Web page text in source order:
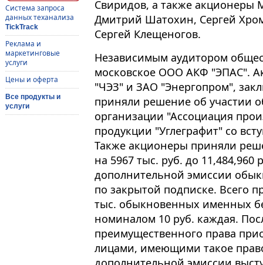
Система запроса
данных теханализа
TickTrack
Реклама и
маркетинговые
услуги
Цены и оферта
Все продукты и
услуги
Свиридов, а также акционеры
Дмитрий Шатохин, Сергей
Сергей Клещеногов.
Независимым аудитором
московское ООО АКФ "ЭПАС".
"ЧЭЗ" и ЗАО "Энергопром",
приняли решение об участии
организации "Ассоциация
продукции "Углеграфит" со
Также акционеры приняли
на 5967 тыс. руб. до 11,484,960
дополнительной эмиссии
по закрытой подписке. Всего
тыс. обыкновенных именных
номиналом 10 руб. каждая.
преимущественного права
лицами, имеющими такое